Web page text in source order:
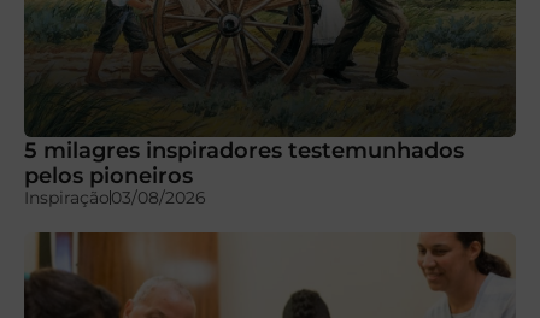
5 milagres inspiradores testemunhados
pelos pioneiros
Inspiração03/08/2026